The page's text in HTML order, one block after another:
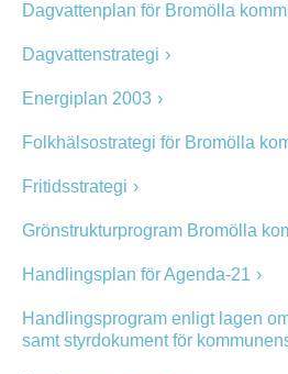
Dagvattenplan för Bromölla
Dagvattenstrategi
Energiplan 2003
Folkhälsostrategi för Bromölla
Fritidsstrategi
Grönstrukturprogram Bromölla
Handlingsplan för Agenda-21
Handlingsprogram enligt lagen
samt styrdokument för